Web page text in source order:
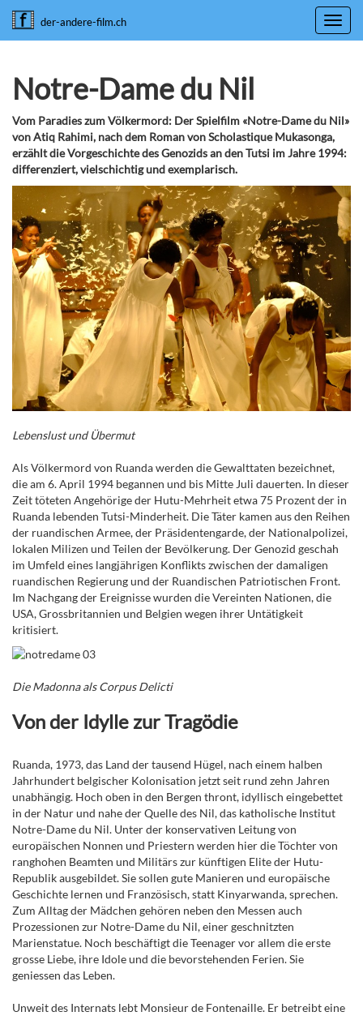
der-andere-film.ch
Notre-Dame du Nil
Vom Paradies zum Völkermord: Der Spielfilm «Notre-Dame du Nil»
von Atiq Rahimi, nach dem Roman von Scholastique Mukasonga,
erzählt die Vorgeschichte des Genozids an den Tutsi im Jahre 1994:
differenziert, vielschichtig und exemplarisch.
Lebenslust und Übermut
Als Völkermord von Ruanda werden die Gewalttaten bezeichnet,
die am 6. April 1994 begannen und bis Mitte Juli dauerten. In dieser
Zeit töteten Angehörige der Hutu-Mehrheit etwa 75 Prozent der in
Ruanda lebenden Tutsi-Minderheit. Die Täter kamen aus den Reihen
der ruandischen Armee, der Präsidentengarde, der Nationalpolizei,
lokalen Milizen und Teilen der Bevölkerung. Der Genozid geschah
im Umfeld eines langjährigen Konflikts zwischen der damaligen
ruandischen Regierung und der Ruandischen Patriotischen Front.
Im Nachgang der Ereignisse wurden die Vereinten Nationen, die
USA, Grossbritannien und Belgien wegen ihrer Untätigkeit
kritisiert.
Die Madonna als Corpus Delicti
Von der Idylle zur Tragödie
Ruanda, 1973, das Land der tausend Hügel, nach einem halben
Jahrhundert belgischer Kolonisation jetzt seit rund zehn Jahren
unabhängig. Hoch oben in den Bergen thront, idyllisch eingebettet
in der Natur und nahe der Quelle des Nil, das katholische Institut
Notre-Dame du Nil. Unter der konservativen Leitung von
europäischen Nonnen und Priestern werden hier die Töchter von
ranghohen Beamten und Militärs zur künftigen Elite der Hutu-
Republik ausgebildet. Sie sollen gute Manieren und europäische
Geschichte lernen und Französisch, statt Kinyarwanda, sprechen.
Zum Alltag der Mädchen gehören neben den Messen auch
Prozessionen zur Notre-Dame du Nil, einer geschnitzten
Marienstatue. Noch beschäftigt die Teenager vor allem die erste
grosse Liebe, ihre Idole und die bevorstehenden Ferien. Sie
geniessen das Leben.
Unweit des Internats lebt Monsieur de Fontenaille. Er betreibt eine